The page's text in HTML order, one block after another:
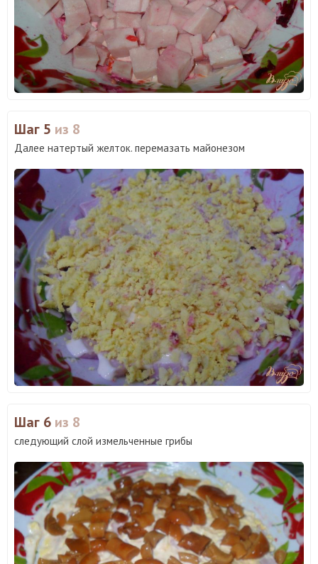
Шаг 5 из 8
Далее натертый желток. перемазать майонезом
Шаг 6 из 8
следующий слой измельченные грибы